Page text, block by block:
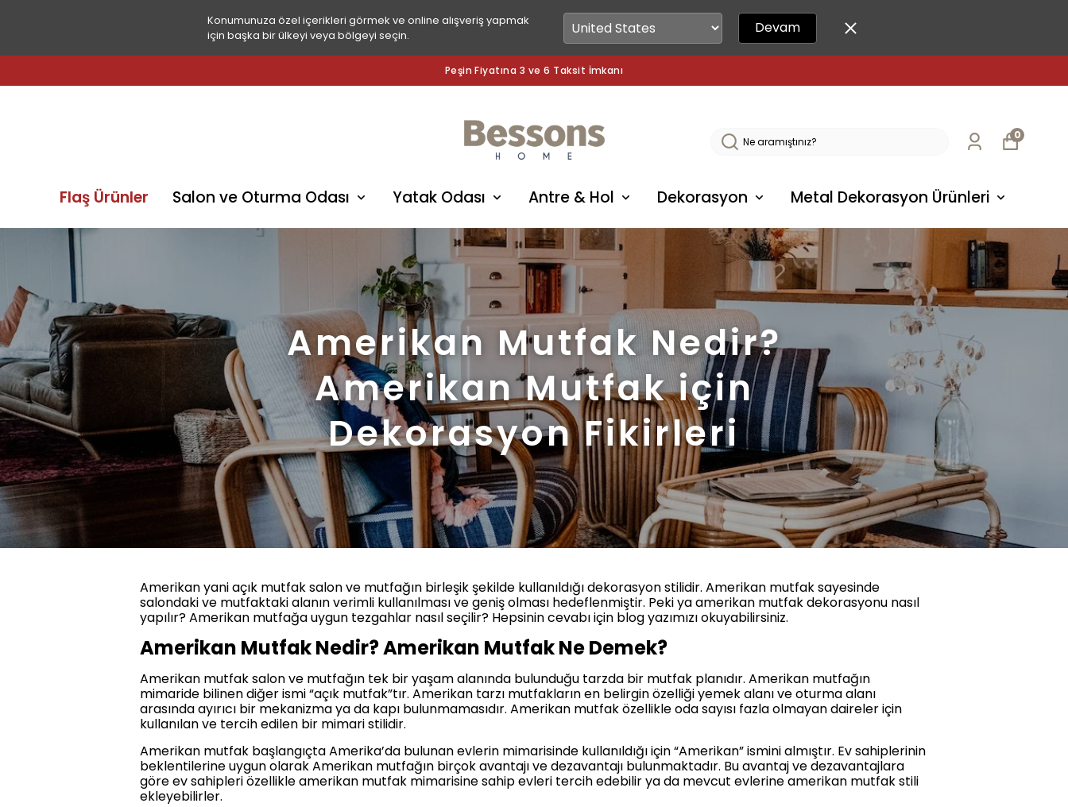
Konumunuza özel içerikleri görmek ve online alışveriş yapmak
için başka bir ülkeyi veya bölgeyi seçin.
Devam
Peşin Fiyatına 3 ve 6 Taksit İmkanı
Flaş Ürünler Salon ve Oturma Odası Yatak Odası Antre & Hol Dekorasyon Metal Dekorasyon Ürünleri
0
Amerikan Mutfak Nedir?
Amerikan Mutfak için
Dekorasyon Fikirleri
Amerikan yani açık mutfak salon ve mutfağın birleşik şekilde kullanıldığı dekorasyon stilidir. Amerikan mutfak sayesinde
salondaki ve mutfaktaki alanın verimli kullanılması ve geniş olması hedeflenmiştir. Peki ya amerikan mutfak dekorasyonu nasıl
yapılır? Amerikan mutfağa uygun tezgahlar nasıl seçilir? Hepsinin cevabı için blog yazımızı okuyabilirsiniz.
Amerikan Mutfak Nedir? Amerikan Mutfak Ne Demek?
Amerikan mutfak salon ve mutfağın tek bir yaşam alanında bulunduğu tarzda bir mutfak planıdır. Amerikan mutfağın
mimaride bilinen diğer ismi “açık mutfak”tır. Amerikan tarzı mutfakların en belirgin özelliği yemek alanı ve oturma alanı
arasında ayırıcı bir mekanizma ya da kapı bulunmamasıdır. Amerikan mutfak özellikle oda sayısı fazla olmayan daireler için
kullanılan ve tercih edilen bir mimari stilidir.
Amerikan mutfak başlangıçta Amerika’da bulunan evlerin mimarisinde kullanıldığı için “Amerikan” ismini almıştır. Ev sahiplerinin
beklentilerine uygun olarak Amerikan mutfağın birçok avantajı ve dezavantajı bulunmaktadır. Bu avantaj ve dezavantajlara
göre ev sahipleri özellikle amerikan mutfak mimarisine sahip evleri tercih edebilir ya da mevcut evlerine amerikan mutfak stili
ekleyebilirler.